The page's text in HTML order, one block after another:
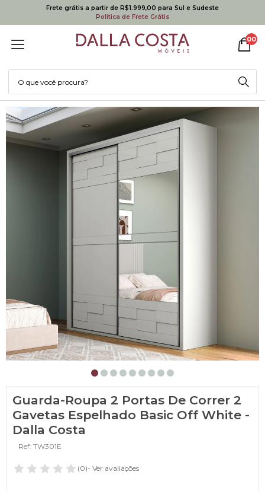
Frete grátis a partir de R$1.999,00 para Sul e Sudeste
Política de Frete Grátis
00
Guarda-Roupa 2 Portas De Correr 2
Gavetas Espelhado Basic Off White -
Dalla Costa
Ref: TW301E
(0)- Ver avaliações